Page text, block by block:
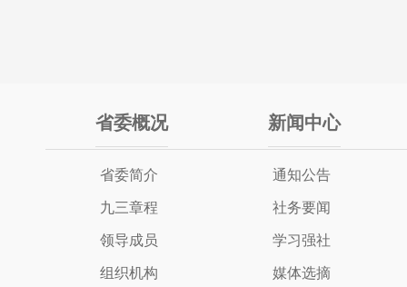
省委概况
省委简介
九三章程
领导成员
组织机构
新闻中心
通知公告
社务要闻
学习强社
媒体选摘